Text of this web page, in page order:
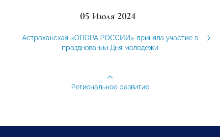
05 Июля 2024
Астраханская «ОПОРА РОССИИ» приняла участие в
праздновании Дня молодежи
Региональное развитие